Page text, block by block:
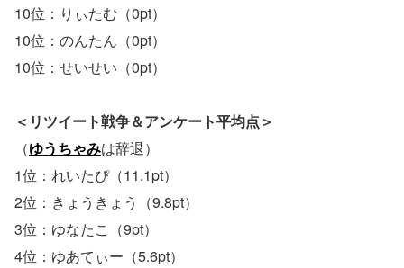
10位：りぃたむ（0pt）
10位：のんたん（0pt）
10位：せいせい（0pt）
＜リツイート戦争＆アンケート平均点＞
（ゆうちゃみは辞退）
1位：れいたぴ（11.1pt）
2位：きょうきょう（9.8pt）
3位：ゆなたこ（9pt）
4位：ゆあてぃー（5.6pt）